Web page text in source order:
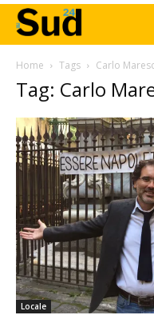
Home Tags Carlo
Tag: Carlo
Locale